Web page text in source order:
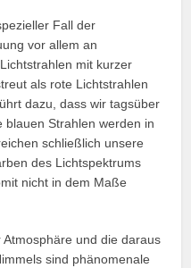
Fall der
vor allem an
mit kurzer
als rote Lichtstrahlen
dazu, dass wir tagsüber
blauen Strahlen werden in
schließlich unsere
des Lichtspektrums
nicht in dem Maße
Atmosphäre und die daraus
sind phänomenale